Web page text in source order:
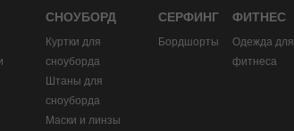
СНОУБОРД
Куртки для
сноуборда
Штаны для
сноуборда
Маски и линзы
СЕРФИНГ
Бордшорты
ФИТНЕС
Одежда для
фитнеса